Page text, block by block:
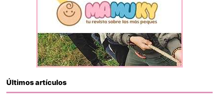
Últimos artículos